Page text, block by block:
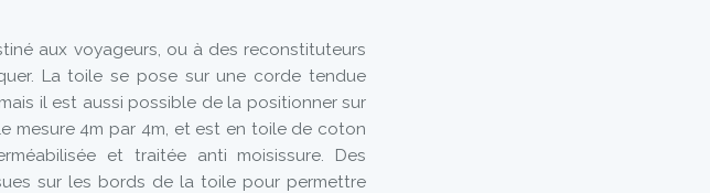
aux voyageurs, ou à des reconstituteurs
La toile se pose sur une corde tendue
il est aussi possible de la positionner sur
mesure 4m par 4m, et est en toile de coton
et traitée anti moisissure. Des
sur les bords de la toile pour permettre